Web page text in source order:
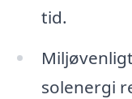
tid.
solenergi